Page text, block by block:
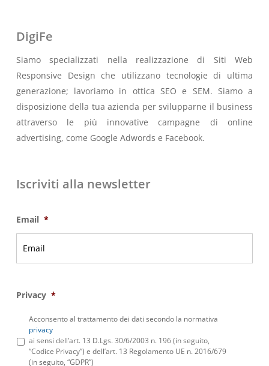
DigiFe
Siamo specializzati nella realizzazione di Siti Web
Responsive Design che utilizzano tecnologie di ultima
generazione; lavoriamo in ottica SEO e SEM. Siamo a
disposizione della tua azienda per svilupparne il business
attraverso le più innovative campagne di online
advertising, come Google Adwords e Facebook.
Iscriviti alla newsletter
Email *
Privacy *
Acconsento al trattamento dei dati secondo la normativa
privacy
ai sensi dell’art. 13 D.Lgs. 30/6/2003 n. 196 (in seguito,
“Codice Privacy”) e dell’art. 13 Regolamento UE n. 2016/679
(in seguito, “GDPR”)